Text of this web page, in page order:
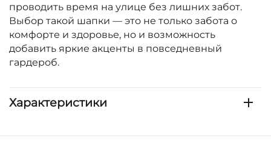
проводить время на улице без лишних забот.
Выбор такой шапки — это не только забота о
комфорте и здоровье, но и возможность
добавить яркие акценты в повседневный
гардероб.
Характеристики